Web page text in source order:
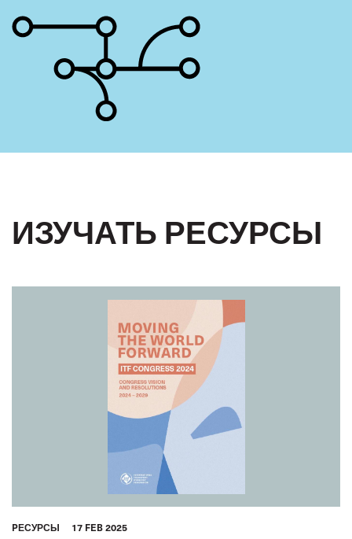
ИЗУЧАТЬ РЕСУРСЫ
PЕСУРСЫ 17 FEB 2025